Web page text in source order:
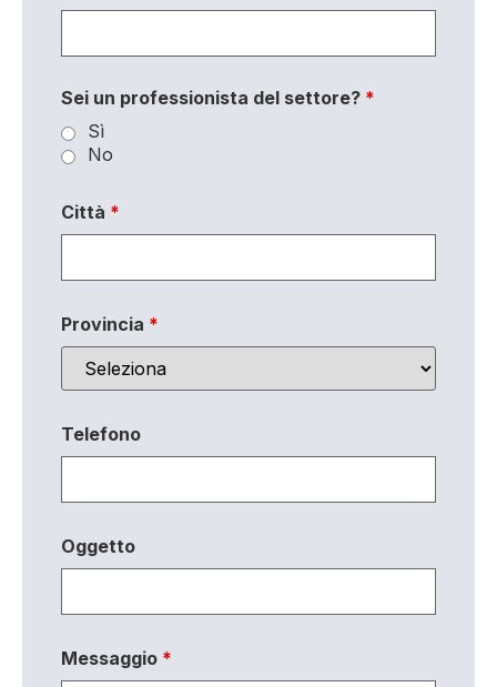
Sei un professionista del settore? *
Sì
No
Città *
Provincia *
Telefono
Oggetto
Messaggio *